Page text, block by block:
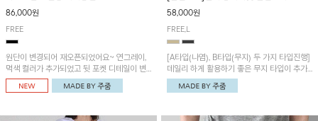
86,000원
FREE
원단이 변경되어 재오픈되었어요~ 연그레이,
먹색 컬러가 추가되었고 뒷 포켓 디테일이 변
경되었습니다~가볍고 시원하게 착용되는 배
기통팬츠! 허리밴딩과 여유로운 통으로 편안해
58,000원
FREE,L
[A타입(나염), B타입(무지) 두 가지 타입진행]
데일리 하게 활용하기 좋은 무지 타입이 추가
되었어요~ 볼륨감 있는 항아리핏 실루엣이 유
니크하며 포켓디테일이 POINT!